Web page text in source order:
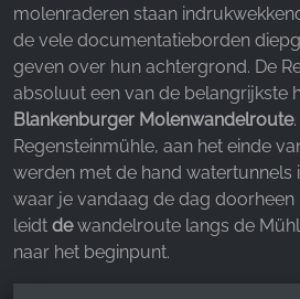
molenraderen staan
de vele documentatieborden
geven over hun achtergrond. De
absoluut een van de belangrijkste
Blankenburger Molenwandelroute
Regensteinmühle, aan het einde
werden met de hand watertunnels
waar je vandaag de dag doorheen
leidt dewandelroute langs de
naar het beginpunt.